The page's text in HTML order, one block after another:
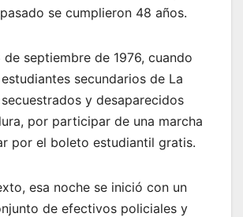
se cumplieron 48 años.
de septiembre de 1976, cuando
secundarios de La
y desaparecidos
por participar de una marcha
por el boleto estudiantil gratis.
esa noche se inició con un
de efectivos policiales y